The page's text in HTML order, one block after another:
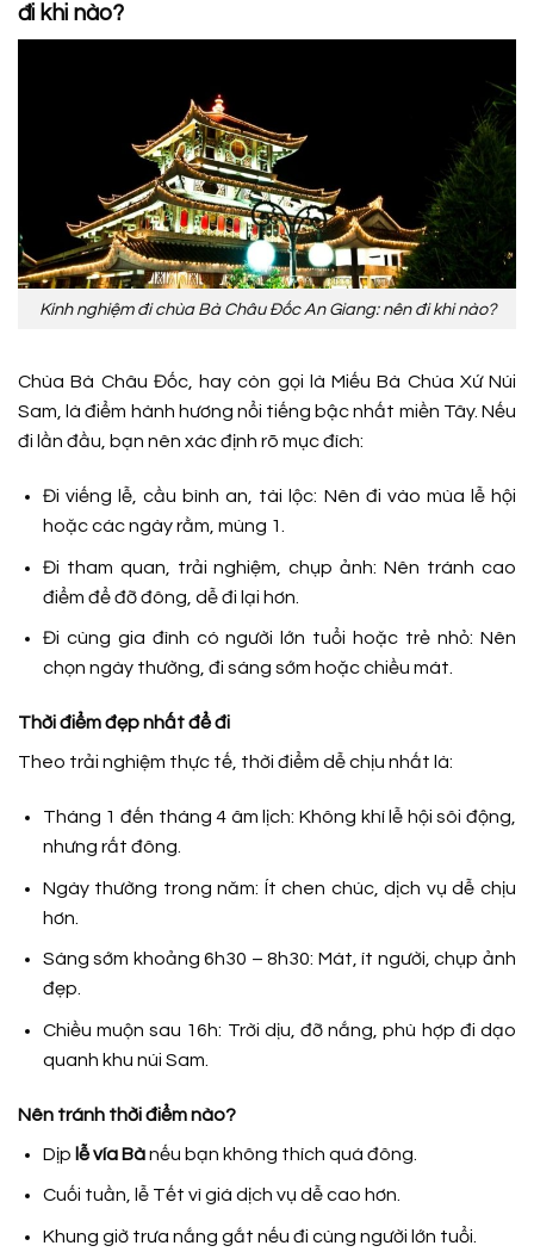
đi khi nào?
Kinh nghiệm đi chùa Bà Châu Đốc An Giang: nên đi khi nào?
Chùa Bà Châu Đốc, hay còn gọi là Miếu Bà Chúa Xứ Núi
Sam, là điểm hành hương nổi tiếng bậc nhất miền Tây. Nếu
đi lần đầu, bạn nên xác định rõ mục đích:
Đi viếng lễ, cầu bình an, tài lộc: Nên đi vào mùa lễ hội
hoặc các ngày rằm, mùng 1.
Đi tham quan, trải nghiệm, chụp ảnh: Nên tránh cao
điểm để đỡ đông, dễ đi lại hơn.
Đi cùng gia đình có người lớn tuổi hoặc trẻ nhỏ: Nên
chọn ngày thường, đi sáng sớm hoặc chiều mát.
Thời điểm đẹp nhất để đi
Theo trải nghiệm thực tế, thời điểm dễ chịu nhất là:
Tháng 1 đến tháng 4 âm lịch: Không khí lễ hội sôi động,
nhưng rất đông.
Ngày thường trong năm: Ít chen chúc, dịch vụ dễ chịu
hơn.
Sáng sớm khoảng 6h30 – 8h30: Mát, ít người, chụp ảnh
đẹp.
Chiều muộn sau 16h: Trời dịu, đỡ nắng, phù hợp đi dạo
quanh khu núi Sam.
Nên tránh thời điểm nào?
Dịp lễ vía Bànếu bạn không thích quá đông.
Cuối tuần, lễ Tết vì giá dịch vụ dễ cao hơn.
Khung giờ trưa nắng gắt nếu đi cùng người lớn tuổi.